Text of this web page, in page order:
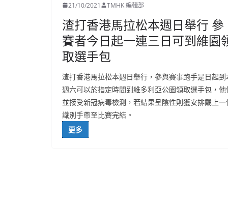
21/10/2021 TMHK 編輯部
渣打香港馬拉松本週日舉行 參
賽者今日起一連三日可到維園
取選手包
渣打香港馬拉松本週日舉行，參與賽事跑手是日起到
週六可以於指定時間到維多利亞公園領取選手包，他
並接受新冠病毒檢測，若結果呈陰性則獲安排戴上一
識別手帶至比賽完結。
更多